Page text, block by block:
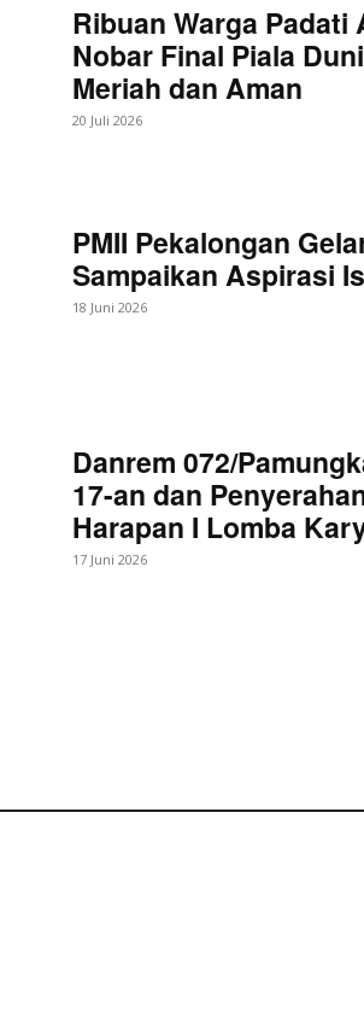
Ribuan Warga Padati
Nobar Final Piala
Meriah dan Aman
20 Juli 2026
PMII Pekalongan
Sampaikan Aspirasi
18 Juni 2026
Danrem 072/
17-an dan
Harapan I Lomba
17 Juni 2026